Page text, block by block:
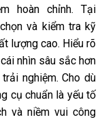
hoàn chỉnh. Tại
và kiểm tra kỹ
lượng cao. Hiểu rõ
nhìn sâu sắc hơn
nghiệm. Cho dù
cụ chuẩn là yếu tố
và niềm vui công